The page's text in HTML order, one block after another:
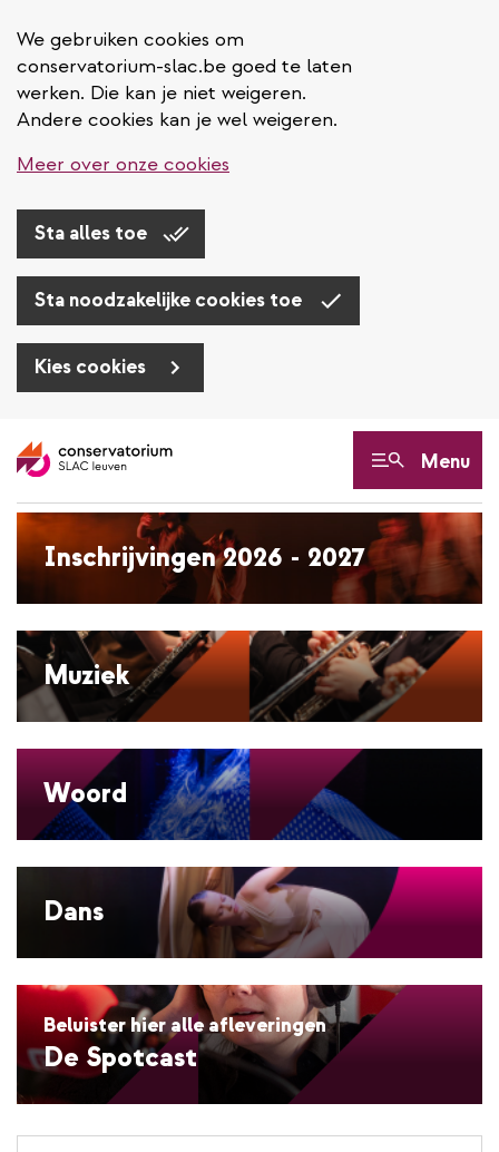
We gebruiken cookies om
conservatorium-slac.be goed te laten
werken. Die kan je niet weigeren.
Andere cookies kan je wel weigeren.
Meer over onze cookies
Sta alles toe
Sta noodzakelijke cookies toe
Kies cookies
en
de
inhoud
gaan
Menu
Inschrijvingen 2026 - 2027
Muziek
Woord
Dans
Beluister hier alle afleveringen
De Spotcast